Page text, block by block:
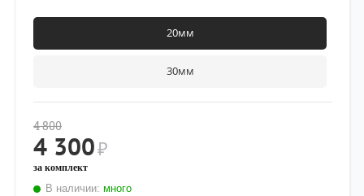
20мм
30мм
4 800
4 300₽
за комплект
В наличии: много